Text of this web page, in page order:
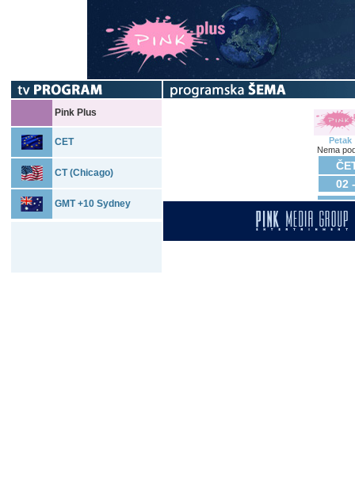
Pink Plus
CET
CT (Chicago)
GMT +10 Sydney
Petak
Nema
02